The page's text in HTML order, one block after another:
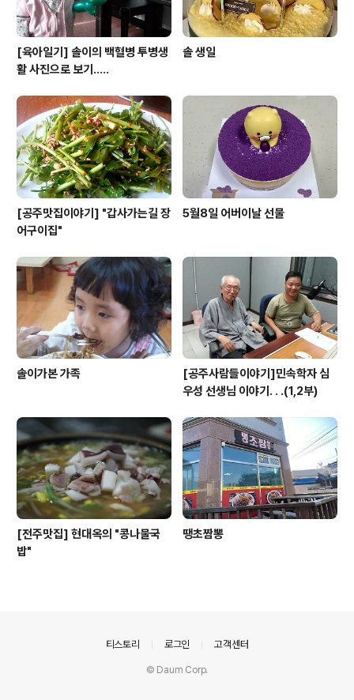
[육아일기] 솔이의 백혈병 투병생
활 사진으로 보기.....
솔 생일
[공주맛집이야기] "갑사가는길 장
어구이집"
5월8일 어버이날 선물
솔이가본 가족
[공주사람들이야기]민속학자 심
우성 선생님 이야기. . .(1,2부)
[전주맛집] 현대옥의 "콩나물국
밥"
땡초짬뽕
티스토리 로그인 고객센터
© Daum Corp.